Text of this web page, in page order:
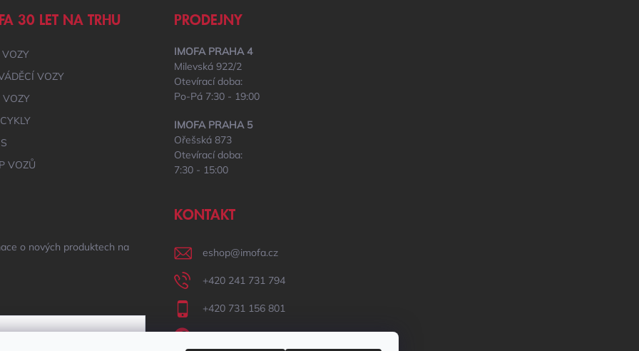
30 LET NA TRHU
VOZY
VOZY
VOZŮ
PRODEJNY
IMOFA PRAHA 4
Milevská 922/2
Otevírací doba:
Po-Pá 7:30 - 19:00
IMOFA PRAHA 5
Ořešská 873
Otevírací doba:
7:30 - 15:00
o nových produktech na
KONTAKT
eshop@imofa.cz
+420 241 731 794
+420 731 156 801
IMOFA Facebook